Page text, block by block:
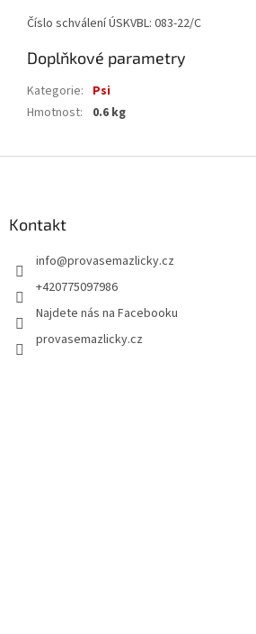
Číslo schválení ÚSKVBL: 083-22/C
Doplňkové parametry
Kategorie: Psi
Hmotnost: 0.6 kg
Kontakt
info@provasemazlicky.cz
+420775097986
Najdete nás na Facebooku
provasemazlicky.cz